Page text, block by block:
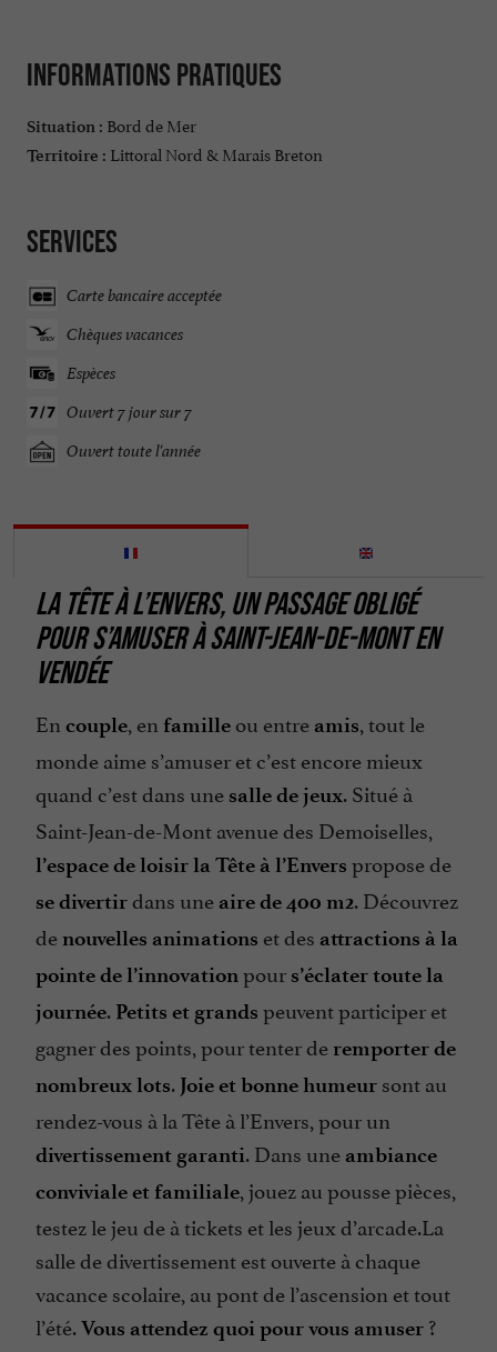
Informations pratiques
Situation : Bord de Mer
Territoire : Littoral Nord & Marais Breton
Services
Carte bancaire acceptée
Chèques vacances
Espèces
Ouvert 7 jour sur 7
Ouvert toute l'année
LA TÊTE À L’ENVERS, UN PASSAGE OBLIGÉ
POUR S’AMUSER À SAINT-JEAN-DE-MONT EN
VENDÉE
En couple, en famille ou entre amis, tout le
monde aime s’amuser et c’est encore mieux
quand c’est dans une salle de jeux. Situé à
Saint-Jean-de-Mont avenue des Demoiselles,
l’espace de loisir la Tête à l’Envers propose de
se divertirdans une aire de 400 m2. Découvrez
de nouvelles animations et des attractions à la
pointe de l’innovationpour s’éclater toute la
journée. Petits et grands peuvent participer et
gagner des points, pour tenter de remporter de
nombreux lots. Joie et bonne humeur sont au
rendez-vous à la Tête à l’Envers, pour un
divertissement garanti. Dans une ambiance
conviviale et familiale, jouez au pousse pièces,
testez le jeu de à tickets et les jeux d’arcade.La
salle de divertissement est ouverte à chaque
vacance scolaire, au pont de l’ascension et tout
l’été.Vous attendez quoi pour vous amuser ?